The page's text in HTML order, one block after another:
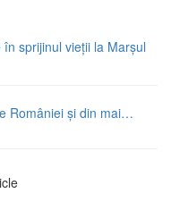
sprijinul vieții la Marșul
României și din mai…